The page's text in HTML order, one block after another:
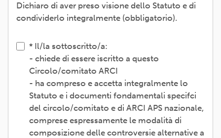
Dichiaro di aver preso visione dello Statuto e di
condividerlo integralmente (obbligatorio).
Il/la sottoscritto/a:
- chiede di essere iscritto a questo
Circolo/comitato ARCI
- ha compreso e accetta integralmente lo
Statuto e i documenti fondamentali specifci
del circolo/comitato e di ARCI APS nazionale,
comprese espressamente le modalità di
composizione delle controversie alternative a